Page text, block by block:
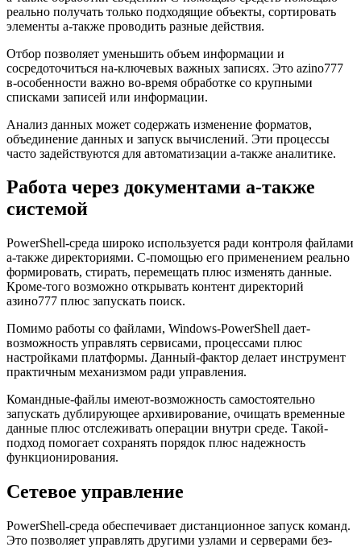
реально получать только подходящие объекты, сортировать
элементы а-также проводить разные действия.
Отбор позволяет уменьшить объем информации и
сосредоточиться на-ключевых важных записях. Это azino777
в-особенности важно во-время обработке со крупными
списками записей или информации.
Анализ данных может содержать изменение форматов,
объединение данных и запуск вычислений. Эти процессы
часто задействуются для автоматизации а-также аналитике.
Работа через документами а-также
системой
PowerShell-среда широко используется ради контроля файлами
а-также директориями. С-помощью его применением реально
формировать, стирать, перемещать плюс изменять данные.
Кроме-того возможно открывать контент директорий
азино777 плюс запускать поиск.
Помимо работы со файлами, Windows-PowerShell дает-
возможность управлять сервисами, процессами плюс
настройками платформы. Данный-фактор делает инструмент
практичным механизмом ради управления.
Командные-файлы имеют-возможность самостоятельно
запускать дублирующее архивирование, очищать временные
данные плюс отслеживать операции внутри среде. Такой-
подход помогает сохранять порядок плюс надежность
функционирования.
Сетевое управление
PowerShell-среда обеспечивает дистанционное запуск команд.
Это позволяет управлять другими узлами и серверами без-